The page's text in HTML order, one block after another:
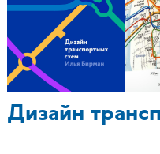
Дизайн